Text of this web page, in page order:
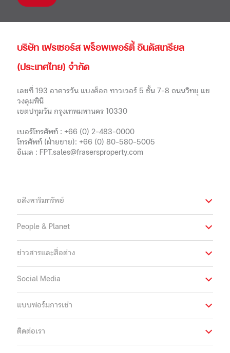
บริษัท เฟรเซอร์ส พร็อพเพอร์ตี้ อินดัสเทรียล
(ประเทศไทย) จำกัด
เลขที่ 193 อาคารวัน แบงค็อก ทาวเวอร์ 5 ชั้น 7-8 ถนนวิทยุ แข
วงลุมพินี
เขตปทุมวัน กรุงเทพมหานคร 10330
เบอร์โทรศัพท์ : +66 (0) 2-483-0000
โทรศัพท์ (ฝ่ายขาย): +66 (0) 80-580-5005
อีเมล : FPT.sales@frasersproperty.com
อสังหาริมทรัพย์
People & Planet
ข่าวสารและสื่อต่าง
Social Media
แบบฟอร์มการเช่า
ติดต่อเรา